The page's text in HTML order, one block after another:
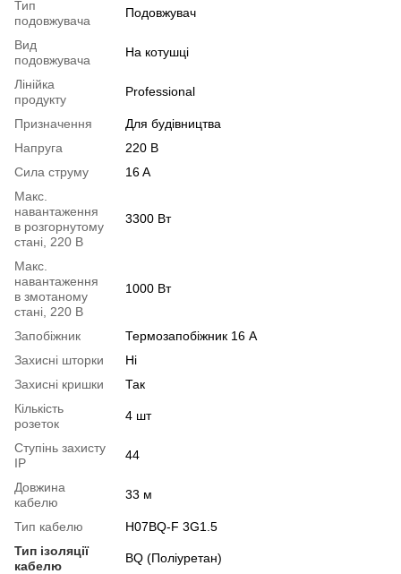
Тип
подовжувача
Подовжувач
Вид
подовжувача
На котушці
Лінійка
продукту
Professional
Призначення
Для будівництва
Напруга
220 В
Сила струму
16 A
Макс.
навантаження
в розгорнутому
стані, 220 В
3300 Вт
Макс.
навантаження
в змотаному
стані, 220 В
1000 Вт
Запобіжник
Термозапобіжник 16 А
Захисні шторки
Ні
Захисні кришки
Так
Кількість
розеток
4 шт
Ступінь захисту
IP
44
Довжина
кабелю
33 м
Тип кабелю
H07BQ-F 3G1.5
Тип ізоляції
кабелю
BQ (Поліуретан)